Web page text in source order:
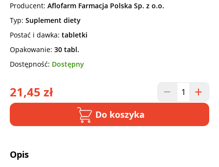
Producent: Aflofarm Farmacja Polska Sp. z o.o.
Typ: Suplement diety
Postać i dawka: tabletki
Opakowanie: 30 tabl.
Dostępność: Dostępny
21,45 zł
Do koszyka
Opis